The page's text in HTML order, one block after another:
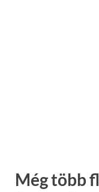
Még több